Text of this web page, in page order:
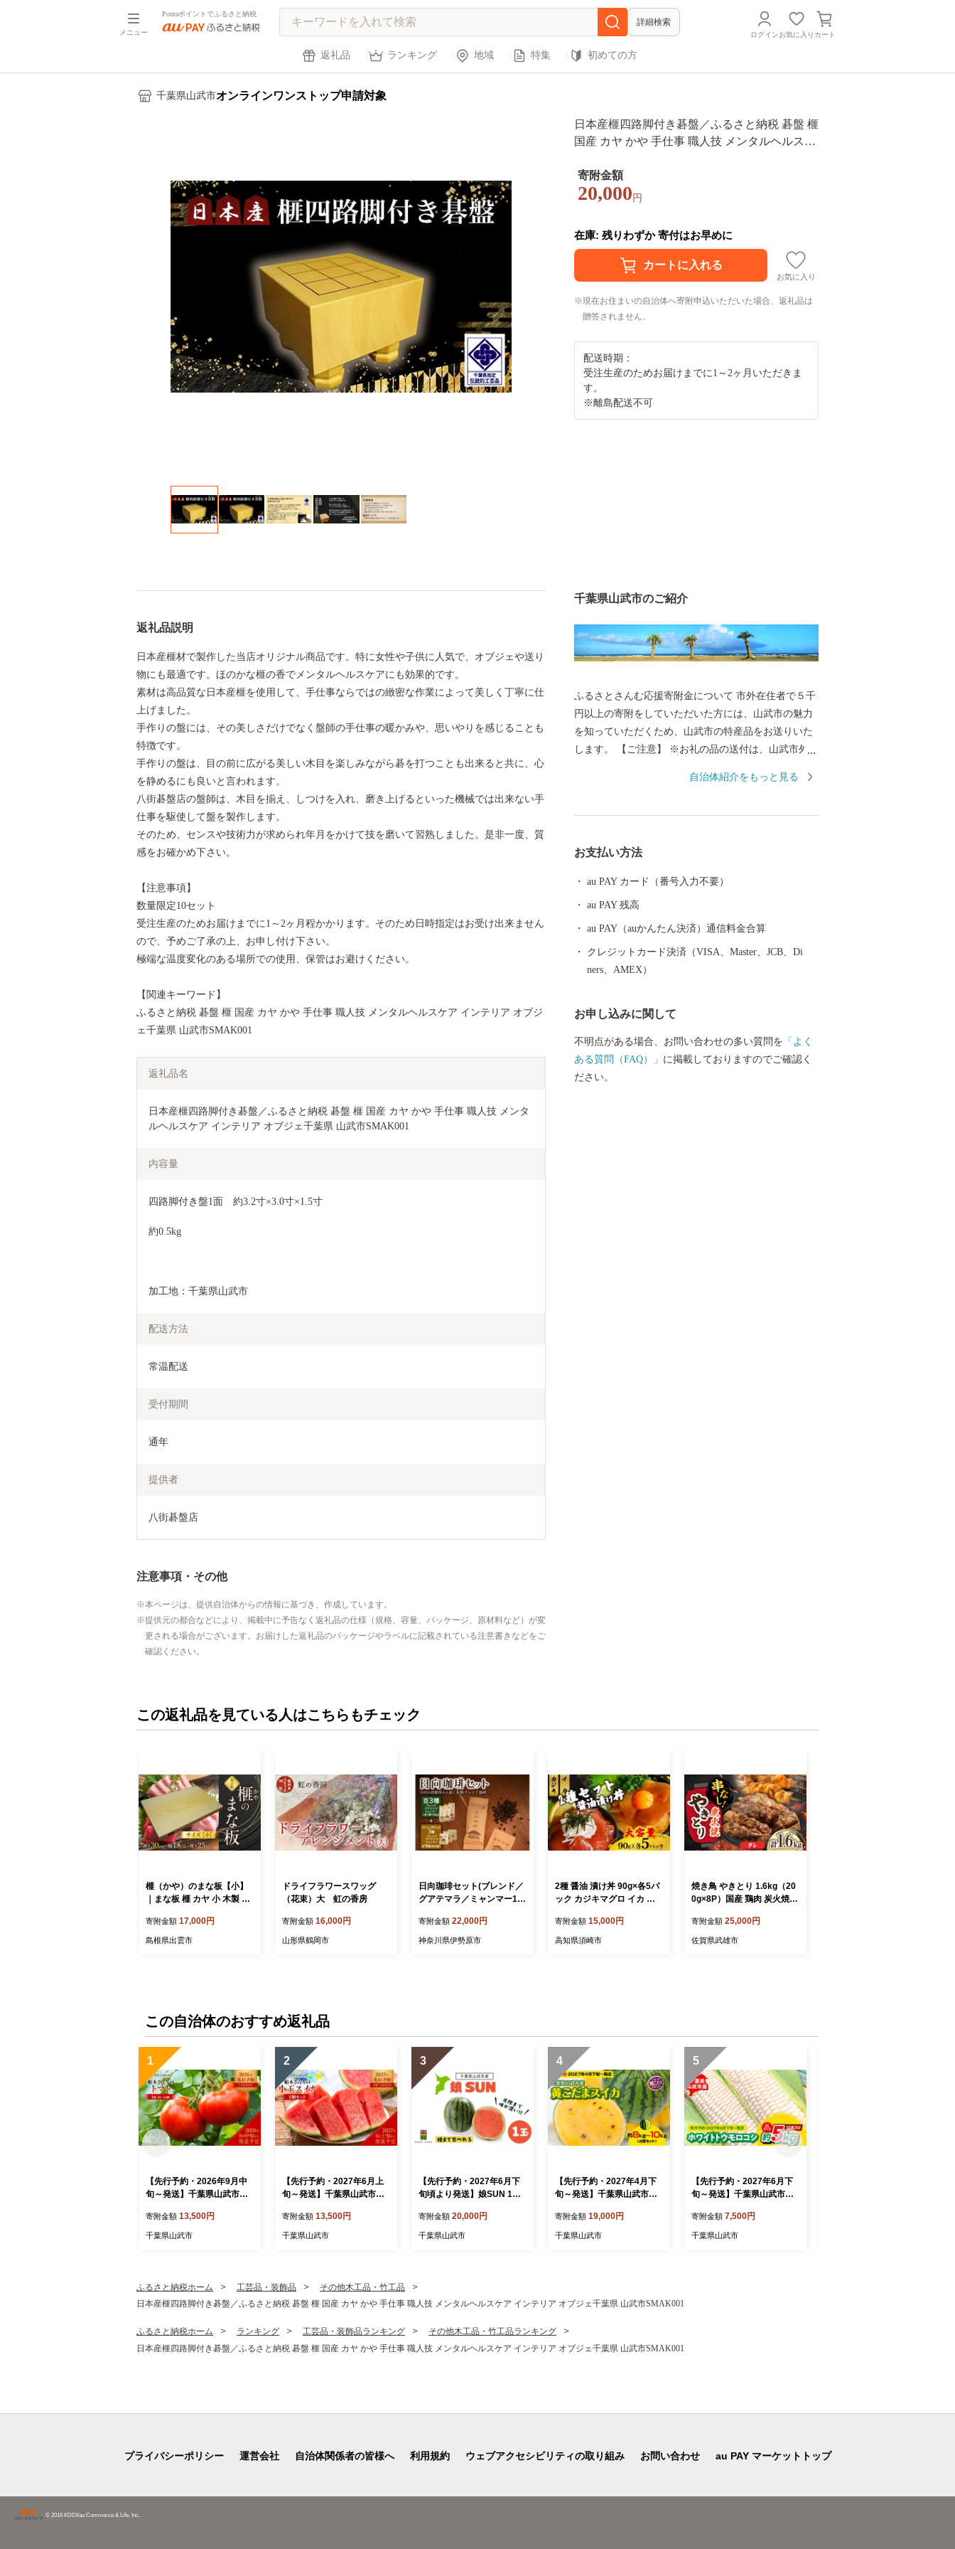
メニュー
Pontaポイントでふるさと納税
詳細検索
ログインお気に入り カート
返礼品 ランキング 地域 特集 初めての方
千葉県山武市オンラインワンストップ申請対象
日本産榧四路脚付き碁盤／ふるさと納税 碁盤 榧
国産 カヤ かや 手仕事 職人技 メンタルヘルスケ
寄附金額
20,000 円
在庫: 残りわずか 寄付はお早めに
お気に入り
現在お住まいの自治体へ寄附申込いただいた場合、返礼品は
贈答されません。
配送時期：
受注生産のためお届けまでに1～2ヶ月いただきま
す。
※離島配送不可
返礼品説明
日本産榧材で製作した当店オリジナル商品です。特に女性や子供に人気で、オブジェや送り
物にも最適です。ほのかな榧の香でメンタルヘルスケアにも効果的です。
素材は高品質な日本産榧を使用して、手仕事ならではの緻密な作業によって美しく丁寧に仕
上げました。
手作りの盤には、その美しさだけでなく盤師の手仕事の暖かみや、思いやりを感じることも
特徴です。
手作りの盤は、目の前に広がる美しい木目を楽しみながら碁を打つことも出来ると共に、心
を静めるにも良いと言われます。
八街碁盤店の盤師は、木目を揃え、しつけを入れ、磨き上げるといった機械では出来ない手
仕事を駆使して盤を製作します。
そのため、センスや技術力が求められ年月をかけて技を磨いて習熟しました。是非一度、質
感をお確かめ下さい。
【注意事項】
数量限定10セット
受注生産のためお届けまでに1～2ヶ月程かかります。そのため日時指定はお受け出来ません
ので、予めご了承の上、お申し付け下さい。
極端な温度変化のある場所での使用、保管はお避けください。
【関連キーワード】
ふるさと納税 碁盤 榧 国産 カヤ かや 手仕事 職人技 メンタルヘルスケア インテリア オブジ
ェ千葉県 山武市SMAK001
返礼品名
日本産榧四路脚付き碁盤／ふるさと納税 碁盤 榧 国産 カヤ かや 手仕事 職人技 メンタ
ルヘルスケア インテリア オブジェ千葉県 山武市SMAK001
内容量
四路脚付き盤1面　約3.2寸×3.0寸×1.5寸
約0.5kg
加工地：千葉県山武市
配送方法
常温配送
受付期間
通年
提供者
八街碁盤店
注意事項・その他
本ページは、提供自治体からの情報に基づき、作成しています。
提供元の都合などにより、掲載中に予告なく返礼品の仕様（規格、容量、パッケージ、原材料など）が変
更される場合がございます。お届けした返礼品のパッケージやラベルに記載されている注意書きなどをご
確認ください。
千葉県山武市のご紹介
ふるさとさんむ応援寄附金について 市外在住者で５千
円以上の寄附をしていただいた方には、山武市の魅力
を知っていただくため、山武市の特産品をお送りいた
します。 【ご注意】 ※お礼の品の送付は、山武市外に
お届けには1～2ヶ月程度かかることがあります。 ※お
自治体紹介をもっと見る
お支払い方法
au PAY カード（番号入力不要）
au PAY 残高
au PAY（auかんたん決済）通信料金合算
クレジットカード決済（VISA、Master、JCB、Di
ners、AMEX）
お申し込みに関して
不明点がある場合、お問い合わせの多い質問を 「よく
ある質問（FAQ）」 に掲載しておりますのでご確認く
ださい。
この返礼品を見ている人はこちらもチェック
榧（かや）のまな板【小】
｜まな板 榧 カヤ 小 木製 調
村木材 ふるさと納税 出雲市
寄附金額 17,000円
島根県出雲市
ドライフラワースワッグ
（花束）大 虹の香房
寄附金額 16,000円
山形県鶴岡市
日向珈琲セット(ブレンド／
グアテマラ／ミャンマー13
×3種 計18個)｜日向珈琲 コ
ーヒー ドリップ ドリップパ
寄附金額 22,000円
神奈川県伊勢原市
2種 醤油 漬け丼 90g×各5パ
ック カジキマグロ イカ 鮪
け丼 丼 海鮮丼 刺し身 刺身
切身 手軽 便利 ご飯のお供
寄附金額 15,000円
高知県須崎市
焼き鳥 やきとり 1.6kg（20
0g×8P）国産 鶏肉 炭火焼
ヤキトリ yakitori 焼鳥 惣菜
冷凍 おかず つまみ 小分け
寄附金額 25,000円
佐賀県武雄市
この自治体のおすすめ返礼品
1
【先行予約・2026年9月中
旬～発送】千葉県山武市産
0～24個・約4kg） ／ふる
さと納税 トマト とまと 大
県産 山武市 SMDD002
寄附金額 13,500円
千葉県山武市
2
【先行予約・2027年6月上
旬～発送】千葉県山武市産
個セット（合計約５㎏）／
すいか スイカ 西瓜 姫甘泉
1
寄附金額 13,500円
千葉県山武市
3
【先行予約・2027年6月下
旬頃より発送】娘SUN 1玉
め ランキング 娘SUN1玉入
り ぷちっと スイカ 西瓜 す
寄附金額 20,000円
千葉県山武市
4
【先行予約・2027年4月下
旬～発送】千葉県山武市産
0㎏（4個セット）/すいか ス
イカ 西瓜 黄こだまスイカ
寄附金額 19,000円
千葉県山武市
5
【先行予約・2027年6月下
旬～発送】千葉県山武市
シ ２Lサイズ12本入り 約
５㎏/野菜 夏野菜 とうもろ
寄附金額 7,500円
千葉県山武市
ふるさと納税ホーム 工芸品・装飾品
その他木工品・竹工品
日本産榧四路脚付き碁盤／ふるさと納税 碁盤 榧 国産 カヤ かや 手仕事 職人技 メンタルヘルスケア インテリア オブジェ千葉県 山武市SMAK001
ふるさと納税ホーム ランキング 工芸品・装飾品ランキング
その他木工品・竹工品ランキング
日本産榧四路脚付き碁盤／ふるさと納税 碁盤 榧 国産 カヤ かや 手仕事 職人技 メンタルヘルスケア インテリア オブジェ千葉県 山武市SMAK001
プライバシーポリシー 運営会社 自治体関係者の皆様へ 利用規約 ウェブアクセシビリティの取り組み お問い合わせ au PAY マーケットトップ
© 2016 KDDI/au Commerce & Life, Inc.